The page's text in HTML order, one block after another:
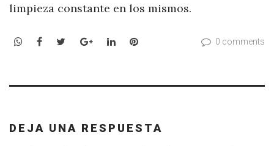
limpieza constante en los mismos.
WhatsApp
Facebook
TwitterGoogle+LinkedInPinterest 0 comments
DEJA UNA RESPUESTA